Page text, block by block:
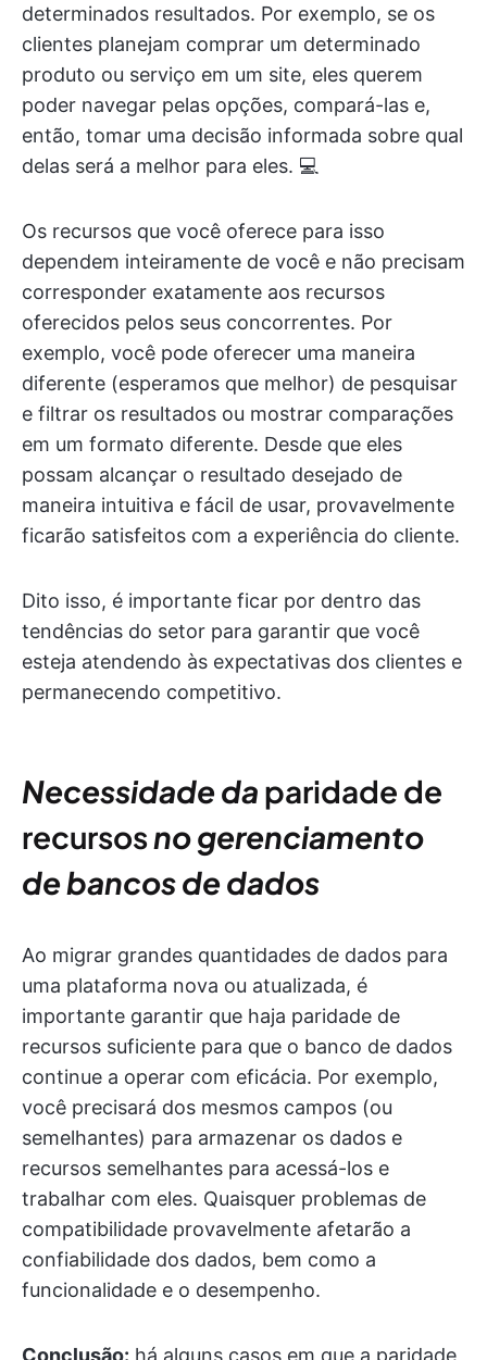
determinados resultados. Por exemplo, se os
clientes planejam comprar um determinado
produto ou serviço em um site, eles querem
poder navegar pelas opções, compará-las e,
então, tomar uma decisão informada sobre qual
delas será a melhor para eles. 💻
Os recursos que você oferece para isso
dependem inteiramente de você e não precisam
corresponder exatamente aos recursos
oferecidos pelos seus concorrentes. Por
exemplo, você pode oferecer uma maneira
diferente (esperamos que melhor) de pesquisar
e filtrar os resultados ou mostrar comparações
em um formato diferente. Desde que eles
possam alcançar o resultado desejado de
maneira intuitiva e fácil de usar, provavelmente
ficarão satisfeitos com a experiência do cliente.
Dito isso, é importante ficar por dentro das
tendências do setor para garantir que você
esteja atendendo às expectativas dos clientes e
permanecendo competitivo.
Necessidade da paridade de
recursosno gerenciamento
de bancos de dados
Ao migrar grandes quantidades de dados para
uma plataforma nova ou atualizada, é
importante garantir que haja paridade de
recursos suficiente para que o banco de dados
continue a operar com eficácia. Por exemplo,
você precisará dos mesmos campos (ou
semelhantes) para armazenar os dados e
recursos semelhantes para acessá-los e
trabalhar com eles. Quaisquer problemas de
compatibilidade provavelmente afetarão a
confiabilidade dos dados, bem como a
funcionalidade e o desempenho.
Conclusão: há alguns casos em que a paridade